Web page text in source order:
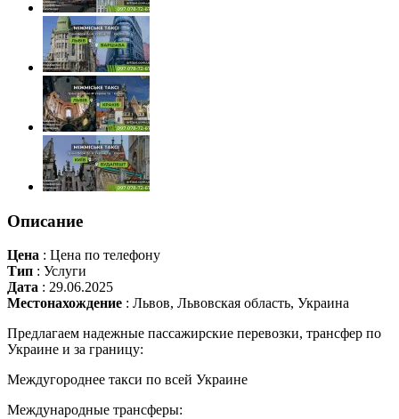
Описание
Цена : Цена по телефону
Тип : Услуги
Дата : 29.06.2025
Местонахождение : Львов, Львовская область, Украина
Предлагаем надежные пассажирские перевозки, трансфер по
Украине и за границу:
Междугороднее такси по всей Украине
Международные трансферы: